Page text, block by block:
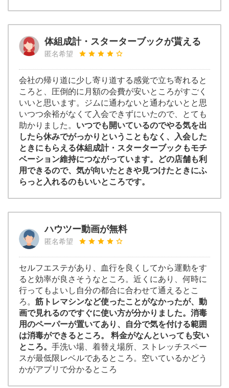
体組成計・スターターブックが貰える
匿名希望
会社の帰り道に少し寄り道する感覚で立ち寄れると
ころと、圧倒的に月額の会費が安いところがすごく
いいと思います。ジムに通わないと通わないとと思
いつつ余裕がなくて入会できずにいたので、とても
助かりました。 いつでも開いているのでやる気を出
したら休みでがっかりということもなく、入会した
ときにもらえる体組成計・スターターブックもモチ
ベーション維持につながっています。どの店舗も利
用できるので、気が向いたときや見つけたときにふ
らっと入れるのもいいところです。
ハウツー動画が無料
匿名希望
セルフエステがあり、血行を良くしてから運動をす
ると効率が良さそうなところ。近くにあり、何時に
行ってもよいし自分の都合に合わせて通えるとこ
ろ。 筋トレマシンなど使ったことがなかったが、動
画で見れるのですぐに使い方が分かりました。消毒
用のペーパーが置いてあり、自分で気を付ける範囲
は消毒ができるところ。 料金がなんといっても安い
ところ。 手洗い場、着替え場所、ストレッチスペー
スが最低限レベルであるところ。空いているかどう
かがアプリで分かるところ